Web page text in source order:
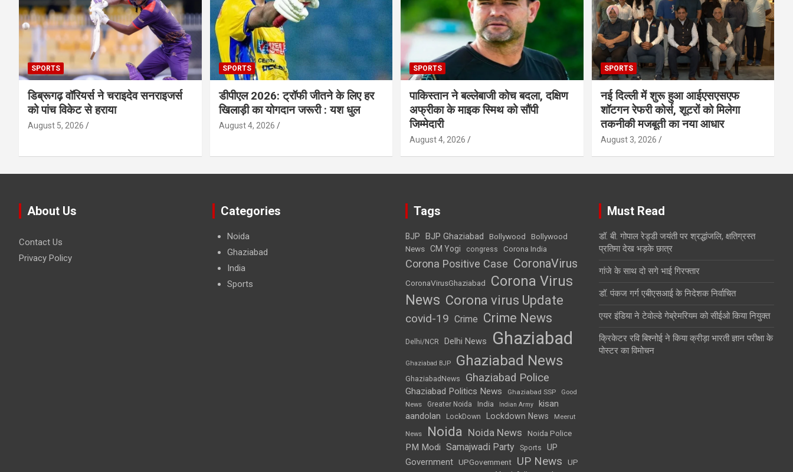
SPORTS
डिब्रूगढ़ वॉरियर्स ने चराइदेव सनराइजर्स
को पांच विकेट से हराया
August 5, 2026
SPORTS
डीपीएल 2026: ट्रॉफी जीतने के लिए हर
खिलाड़ी का योगदान जरूरी : यश धुल
August 4, 2026
SPORTS
पाकिस्तान ने बल्लेबाजी कोच बदला, दक्षिण
अफ्रीका के माइक स्मिथ को सौंपी
जिम्मेदारी
August 4, 2026
SPORTS
नई दिल्ली में शुरू हुआ आईएसएसएफ
शॉटगन रेफरी कोर्स, शूटरों को मिलेगा
तकनीकी मजबूती का नया आधार
August 3, 2026
About Us
Contact Us
Privacy Policy
Categories
Noida
Ghaziabad
India
Sports
Tags
BJP BJP Ghaziabad Bollywood
Bollywood
News CM Yogi congress Corona India
Corona Positive Case CoronaVirus
CoronaVirusGhaziabad
Corona Virus
News Corona virus Update
covid-19 Crime Crime News
Delhi/NCR Delhi News Ghaziabad
Ghaziabad BJP Ghaziabad News
GhaziabadNews Ghaziabad Police
Ghaziabad Politics News Ghaziabad SSP
Good
News
Greater Noida India Indian Army
kisan
aandolan
LockDown Lockdown News Meerut
News Noida Noida News Noida Police
PM Modi Samajwadi Party Sports
UP
Government UPGovernment UP News
UP
Must Read
डॉ. बी. गोपाल रेड्डी जयंती पर श्रद्धांजलि, क्षतिग्रस्त
प्रतिमा देख भड़के छात्र
गांजे के साथ दो सगे भाई गिरफ्तार
डॉ. पंकज गर्ग एबीएसआई के निदेशक निर्वाचित
एयर इंडिया ने टेवोल्डे गेब्रेमरियम को सीईओ किया नियुक्त
क्रिकेटर रवि बिश्नोई ने किया क्रीड़ा भारती ज्ञान परीक्षा के
पोस्टर का विमोचन